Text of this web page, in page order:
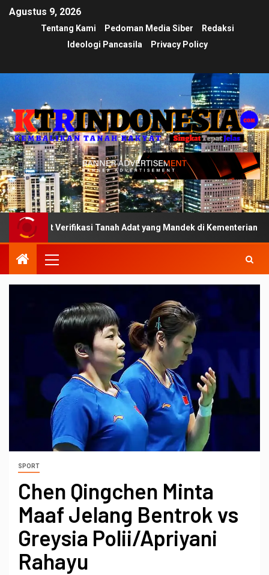
Agustus 9, 2026
Tentang Kami Pedoman Media Siber
Redaksi
Ideologi Pancasila
Privacy Policy
Verifikasi Tanah Adat yang Mandek di Kementerian
SPORT
Chen Qingchen Minta
Maaf Jelang Bentrok vs
Greysia Polii/Apriyani
Rahayu